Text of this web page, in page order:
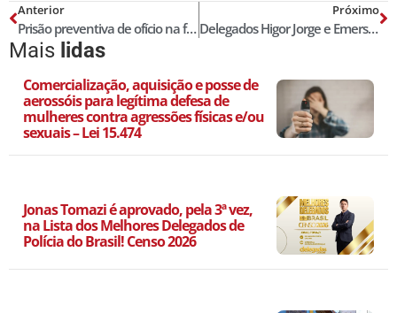
Anterior
Prisão preventiva de ofício na fase de inquérito é inconstitucional
Próximo
Delegados Higor Jorge e Emerson Wendt lançam livro sobre investigação de crimes cibernéticos
Mais lidas
Comercialização, aquisição e posse de
aerossóis para legítima defesa de
mulheres contra agressões físicas e/ou
sexuais – Lei 15.474
Jonas Tomazi é aprovado, pela 3ª vez,
na Lista dos Melhores Delegados de
Polícia do Brasil! Censo 2026